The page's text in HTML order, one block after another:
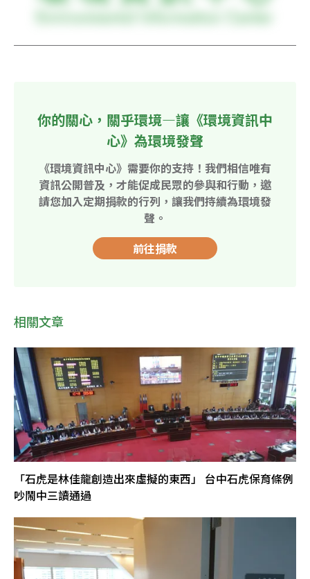
你的關心，關乎環境—讓《環境資訊中
心》為環境發聲
《環境資訊中心》需要你的支持！我們相信唯有
資訊公開普及，才能促成民眾的參與和行動，邀
請您加入定期捐款的行列，讓我們持續為環境發
聲。
前往捐款
相關文章
「石虎是林佳龍創造出來虛擬的東西」 台中石虎保育條例
吵鬧中三讀通過